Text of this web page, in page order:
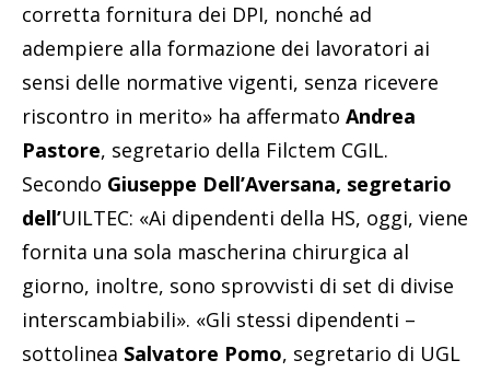
corretta fornitura dei DPI, nonché ad
adempiere alla formazione dei lavoratori ai
sensi delle normative vigenti, senza ricevere
riscontro in merito» ha affermato Andrea
Pastore, segretario della Filctem CGIL.
Secondo Giuseppe Dell’Aversana, segretario
dell’UILTEC: «Ai dipendenti della HS, oggi, viene
fornita una sola mascherina chirurgica al
giorno, inoltre, sono sprovvisti di set di divise
interscambiabili». «Gli stessi dipendenti –
sottolinea Salvatore Pomo, segretario di UGL